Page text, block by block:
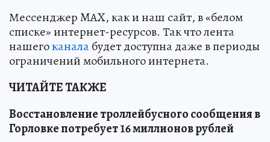
Мессенджер MAX, как и наш сайт, в «белом
списке» интернет-ресурсов. Так что лента
нашегоканалабудет доступна даже в периоды
ограничений мобильного интернета.
ЧИТАЙТЕ ТАКЖЕ
Восстановление троллейбусного сообщения в
Горловке потребует 16 миллионов рублей